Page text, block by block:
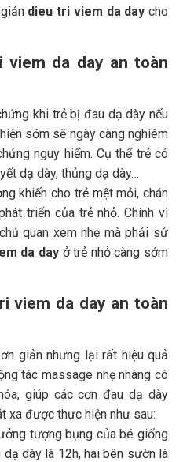
dieu tri viem da daycho
viem da day an toàn
khi trẻ bị đau dạ dày nếu
sớm sẽ ngày càng nghiêm
nguy hiểm. Cụ thể trẻ có
dạ dày, thủng dạ dày…
khiến cho trẻ mệt mỏi, chán
triển của trẻ nhỏ. Chính vì
quan xem nhẹ mà phải sử
da dayở trẻ nhỏ càng sớm
viem da day an toàn
giản nhưng lại rất hiệu quả
tác massage nhẹ nhàng có
giúp các cơn đau dạ dày
xa được thực hiện như sau:
tượng bụng của bé giống
dày là 12h, hai bên sườn là